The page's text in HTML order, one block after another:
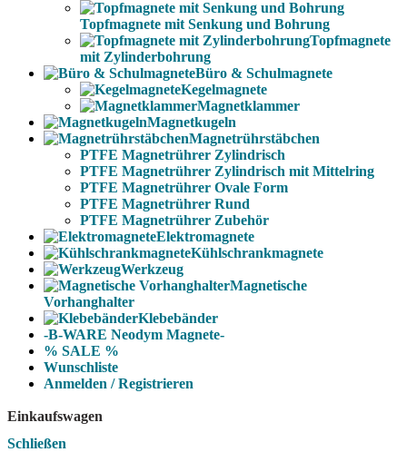
Topfmagnete mit Senkung und Bohrung
Topfmagnete
mit Zylinderbohrung
Büro & Schulmagnete
Kegelmagnete
Magnetklammer
Magnetkugeln
Magnetrührstäbchen
PTFE Magnetrührer Zylindrisch
PTFE Magnetrührer Zylindrisch mit Mittelring
PTFE Magnetrührer Ovale Form
PTFE Magnetrührer Rund
PTFE Magnetrührer Zubehör
Elektromagnete
Kühlschrankmagnete
Werkzeug
Magnetische
Vorhanghalter
Klebebänder
-B-WARE Neodym Magnete-
% SALE %
Wunschliste
Anmelden / Registrieren
Einkaufswagen
Schließen